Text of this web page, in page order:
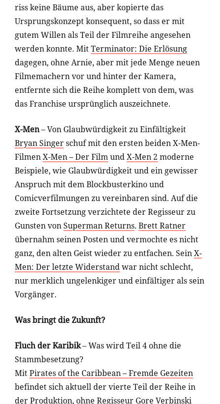
riss keine Bäume aus, aber kopierte das
Ursprungskonzept konsequent, so dass er mit
gutem Willen als Teil der Filmreihe angesehen
werden konnte. MitTerminator: Die Erlösung
dagegen, ohne Arnie, aber mit jede Menge neuen
Filmemachern vor und hinter der Kamera,
entfernte sich die Reihe komplett von dem, was
das Franchise ursprünglich auszeichnete.
X-Men– Von Glaubwürdigkeit zu Einfältigkeit
Bryan Singerschuf mit den ersten beiden X-Men-
FilmenX-Men – Der FilmundX-Men 2 moderne
Beispiele, wie Glaubwürdigkeit und ein gewisser
Anspruch mit dem Blockbusterkino und
Comicverfilmungen zu vereinbaren sind. Auf die
zweite Fortsetzung verzichtete der Regisseur zu
Gunsten vonSuperman Returns. Brett Ratner
übernahm seinen Posten und vermochte es nicht
ganz, den alten Geist wieder zu entfachen. SeinX-
Men: Der letzte Widerstandwar nicht schlecht,
nur merklich ungelenkiger und einfältiger als sein
Vorgänger.
Was bringt die Zukunft?
Fluch der Karibik– Was wird Teil 4 ohne die
Stammbesetzung?
MitPirates of the Caribbean – Fremde Gezeiten
befindet sich aktuell der vierte Teil der Reihe in
der Produktion, ohne Regisseur Gore Verbinski